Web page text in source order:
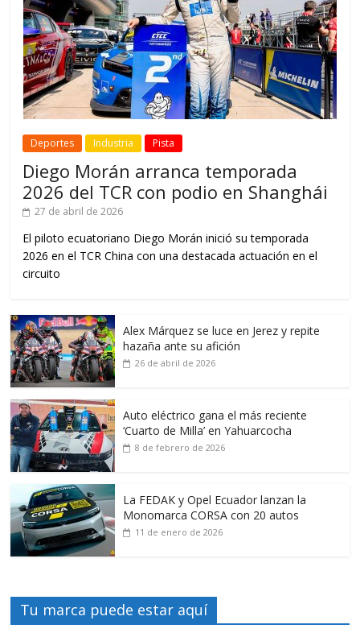
Deportes Industria Pista
Diego Morán arranca temporada
2026 del TCR con podio en Shanghái
27 de abril de 2026
El piloto ecuatoriano Diego Morán inició su temporada
2026 en el TCR China con una destacada actuación en el
circuito
Alex Márquez se luce en Jerez y repite
hazaña ante su afición
26 de abril de 2026
Auto eléctrico gana el más reciente
‘Cuarto de Milla’ en Yahuarcocha
8 de febrero de 2026
La FEDAK y Opel Ecuador lanzan la
Monomarca CORSA con 20 autos
11 de enero de 2026
Tu marca puede estar aquí